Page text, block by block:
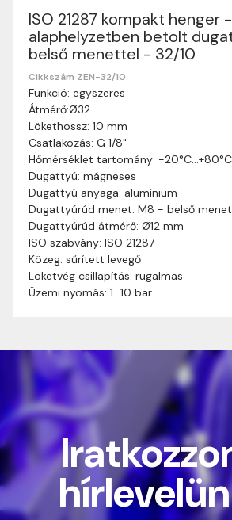
ISO 21287 kompakt henger -
alaphelyzetben betolt
belső menettel - 32/10
Cikkszám ZEN-32/10
Funkció: egyszeres
Átmérő:Ø32
Lökethossz: 10 mm
Csatlakozás: G 1/8"
Hőmérséklet tartomány: -20°C…+80°C
Dugattyú: mágneses
Dugattyú anyaga: alumínium
Dugattyúrúd menet: M8 - belső menet
Dugattyúrúd átmérő: Ø12 mm
ISO szabvány: ISO 21287
Közeg: sűrített levegő
Löketvég csillapítás: rugalmas
Üzemi nyomás: 1…10 bar
Szállítási információk
Nagyon köszönjük, hogy
vásárlásaitokhoz. Az alábbiakban
információinkat, hogy a vásárlásotok
zökkenőmentesen történhessen.
Szállítási idő:
munkanapon belül kézbesítjük.
valamilyen okból kifolyólag a
ideig tart, előre értesítünk
Szállítási díj: A szállítási díj függ
és a szállítási cím távolságától.
díjat a vásárlás folyamata során
mielőtt a rendelést véglegesítitek.